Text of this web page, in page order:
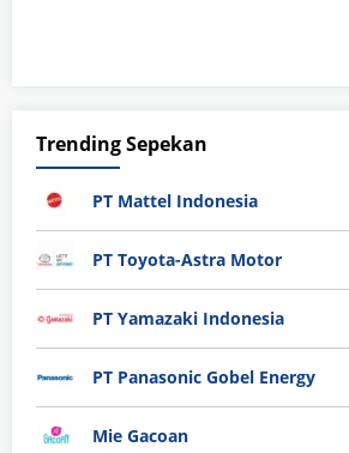
Trending Sepekan
PT Mattel Indonesia
PT Toyota-Astra Motor
PT Yamazaki Indonesia
PT Panasonic Gobel Energy
Mie Gacoan